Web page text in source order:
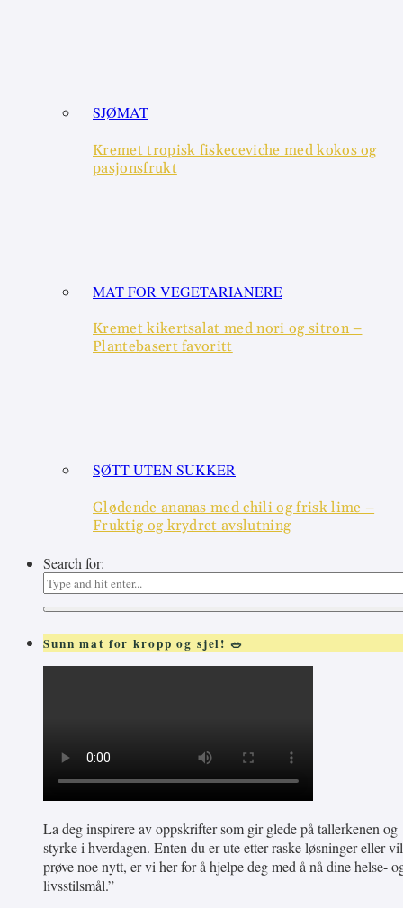
SJØMAT
Kremet tropisk fiskeceviche med kokos og
pasjonsfrukt
MAT FOR VEGETARIANERE
Kremet kikertsalat med nori og sitron –
Plantebasert favoritt
SØTT UTEN SUKKER
Glødende ananas med chili og frisk lime –
Fruktig og krydret avslutning
Search for:
Sunn mat for kropp og sjel! 🥗
La deg inspirere av oppskrifter som gir glede på tallerkenen og
styrke i hverdagen. Enten du er ute etter raske løsninger eller vil
prøve noe nytt, er vi her for å hjelpe deg med å nå dine helse-
livsstilsmål.”